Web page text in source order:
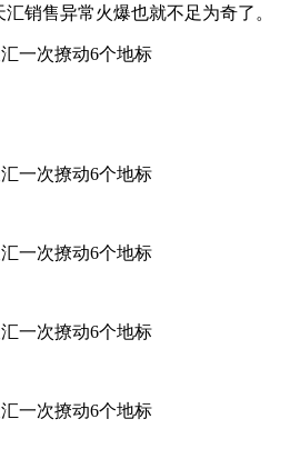
销售异常火爆也就不足为奇了。